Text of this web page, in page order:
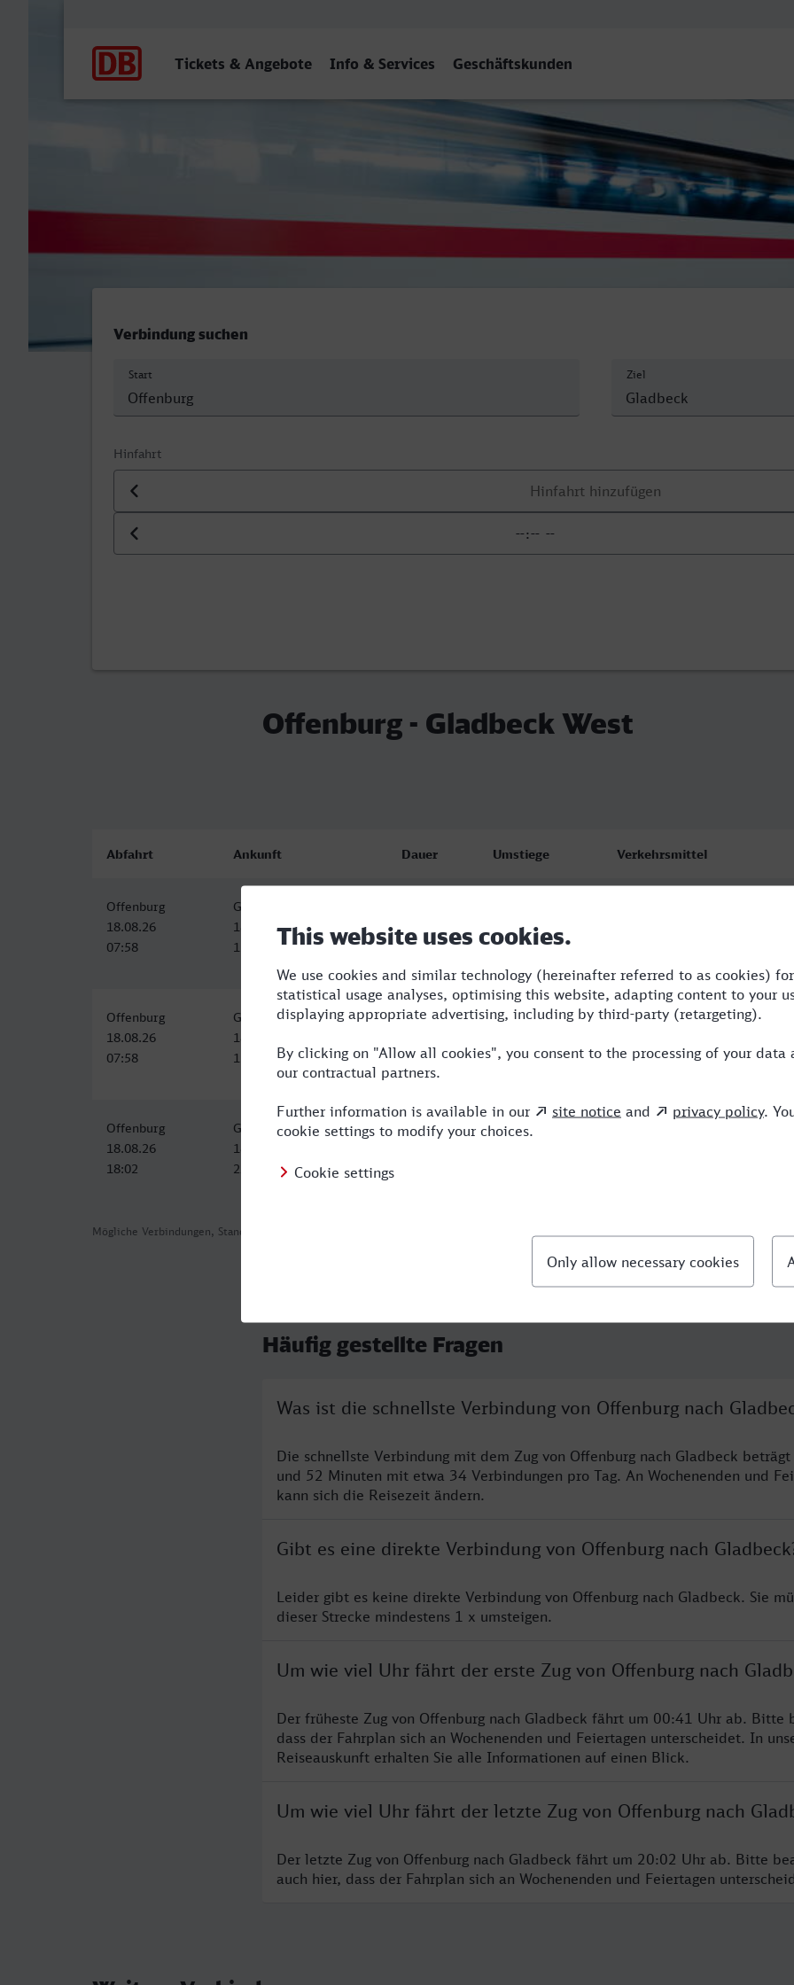
Tickets & Angebote Info & Services Geschäftskunden
Offenburg - Gladbeck West
Verbindung suchen
Start Ziel
Hinfahrt
Datum der Hinfahrt
Uhrzeit der Hinfahrt
Offenburg - Gladbeck West
Mögliche Verbindungen, Stand: 2026-08-04 02:41
Abfahrt Ankunft Dauer Umstiege Verkehrsmittel
Offenburg
18.08.26
07:58
Gladbeck West
18.08.26
11:50
Offenburg
18.08.26
07:58
Gladbeck West
18.08.26
11:50
3:52 2 RRB,ECE,ICE
Offenburg
18.08.26
18:02
Gladbeck West
18.08.26
23:50
5:48 4
Häufig gestellte Fragen
Was ist die schnellste Verbindung von Offenburg nach
Die schnellste Verbindung mit dem Zug von Offenburg nach Gladbeck beträgt
und 52 Minuten mit etwa 34 Verbindungen pro Tag. An Wochenenden und
kann sich die Reisezeit ändern.
Gibt es eine direkte Verbindung von Offenburg nach
Leider gibt es keine direkte Verbindung von Offenburg nach Gladbeck. Sie
dieser Strecke mindestens 1 x umsteigen.
Um wie viel Uhr fährt der erste Zug von Offenburg nach
Der früheste Zug von Offenburg nach Gladbeck fährt um 00:41 Uhr ab. Bitte
dass der Fahrplan sich an Wochenenden und Feiertagen unterscheidet. In
Reiseauskunft erhalten Sie alle Informationen auf einen Blick.
Um wie viel Uhr fährt der letzte Zug von Offenburg nach
Der letzte Zug von Offenburg nach Gladbeck fährt um 20:02 Uhr ab. Bitte
auch hier, dass der Fahrplan sich an Wochenenden und Feiertagen